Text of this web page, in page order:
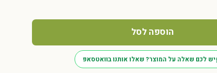
הוספה לסל
יש לכם שאלה על המוצר? שאלו אותנו בוואטסאפ